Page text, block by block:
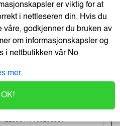
Kjøp
/7100296531
er viktig for at
i nettleseren din. Hvis du
våre, godkjenner du bruken av
om informasjonskapsler og
i nettbutikken vårNo
mer.
OK!